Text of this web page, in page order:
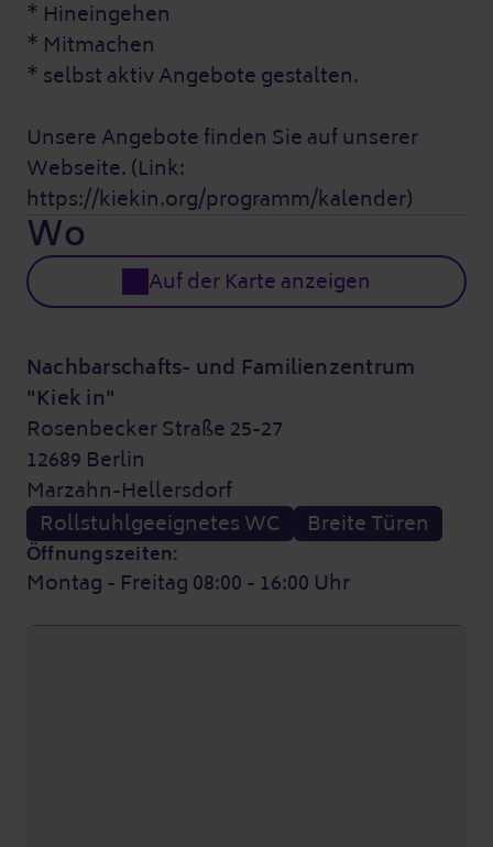
* Hineingehen
* Mitmachen
* selbst aktiv Angebote gestalten.
Unsere Angebote finden Sie auf unserer
Webseite. (Link:
https://kiekin.org/programm/kalender)
Wo
Auf der Karte anzeigen
Nachbarschafts- und Familienzentrum
"Kiek in"
Rosenbecker Straße 25-27
12689 Berlin
Marzahn-Hellersdorf
Rollstuhlgeeignetes WC
Breite Türen
Öffnungszeiten:
Montag - Freitag 08:00 - 16:00 Uhr